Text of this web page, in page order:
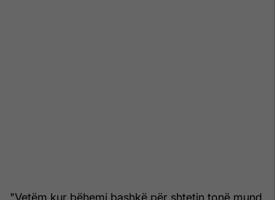
"Vetëm kur bëhemi bashkë për shtetin tonë mund